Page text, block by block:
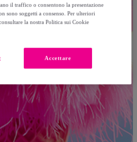
il traffico o consentono la presentazione
sono soggetti a consenso. Per ulteriori
la nostra Politica sui Cookie
Accettare